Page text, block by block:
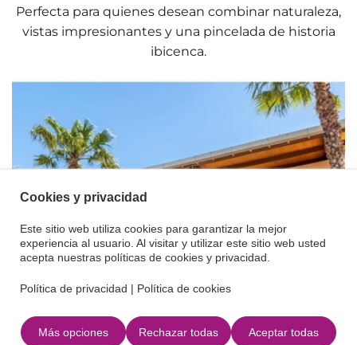
Perfecta para quienes desean combinar naturaleza,
vistas impresionantes y una pincelada de historia
ibicenca.
Cookies y privacidad
Este sitio web utiliza cookies para garantizar la mejor
experiencia al usuario. Al visitar y utilizar este sitio web usted
acepta nuestras políticas de cookies y privacidad.
Política de privacidad | Política de cookies
Más opciones Rechazar todas Aceptar todas